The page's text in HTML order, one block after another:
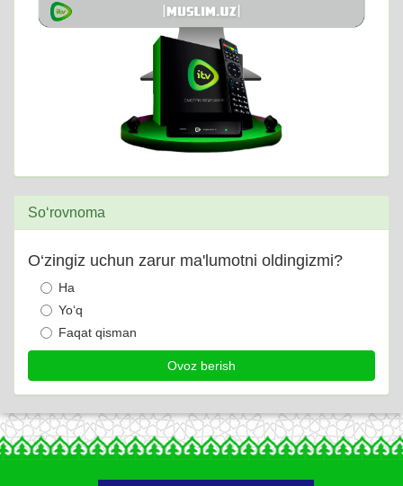
So‘rovnoma
O‘zingiz uchun zarur ma'lumotni oldingizmi?
Ha
Yo‘q
Faqat qisman